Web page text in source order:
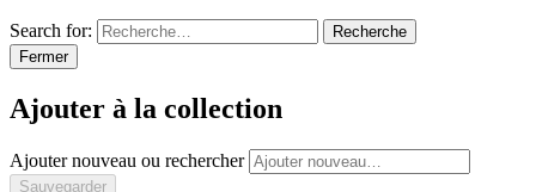
Search for:
Recherche
Fermer
Ajouter à la collection
Ajouter nouveau ou rechercher